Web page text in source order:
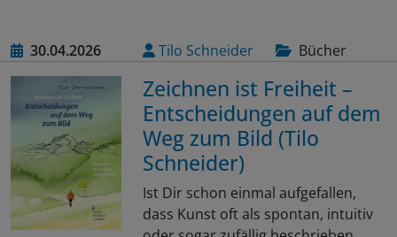
30.04.2026 Tilo Schneider Bücher
Zeichnen ist Freiheit –
Entscheidungen auf dem
Weg zum Bild (Tilo
Schneider)
Ist Dir schon einmal aufgefallen,
dass Kunst oft als spontan, intuitiv